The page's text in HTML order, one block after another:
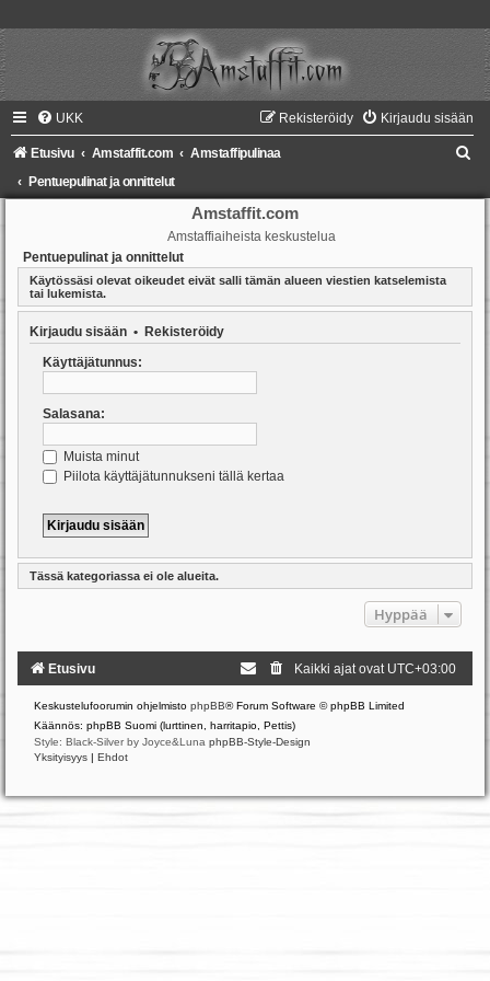
UKK Kirjaudu sisään
Rekisteröidy
Etusivu Amstaffit.com
Amstaffipulinaa
Pentuepulinat ja onnittelut
Amstaffit.com
Amstaffiaiheista keskustelua
Pentuepulinat ja onnittelut
Käytössäsi olevat oikeudet eivät salli tämän alueen viestien katselemista
tai lukemista.
Kirjaudu sisään • Rekisteröidy
Käyttäjätunnus:
Salasana:
Muista minut
Piilota käyttäjätunnukseni tällä kertaa
Tässä kategoriassa ei ole alueita.
Hyppää
Etusivu Kaikki ajat ovat UTC+03:00
Keskustelufoorumin ohjelmisto phpBB® Forum Software © phpBB Limited
Käännös: phpBB Suomi (lurttinen, harritapio, Pettis)
Style: Black-Silver by Joyce&Luna phpBB-Style-Design
Yksityisyys | Ehdot